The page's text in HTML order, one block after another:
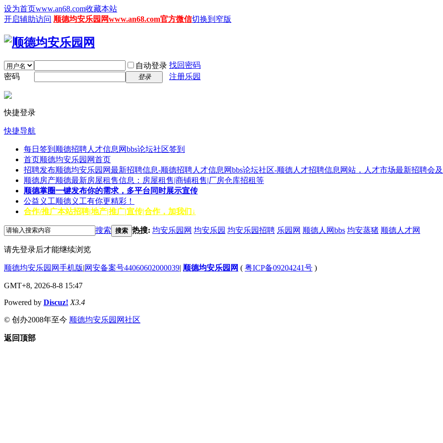
设为首页www.an68.com收藏本站
开启辅助访问 顺德均安乐园网www.an68.com官方微信切换到窄版
自动登录 找回密码
密码
登录 注册乐园
快捷登录
快捷导航
每日签到 顺德招聘人才信息网bbs论坛社区签到
首页顺德均安乐园网首页
招聘发布顺德均安乐园网最新招聘信息-顺德招聘人才信息网bbs论坛社区-顺德人才招聘信息网站，人才市场最新招聘会
顺德房产顺德最新房屋租售信息：房屋租售|商铺租售|厂房仓库招租等
顺德掌圈一键发布你的需求，多平台同时展示宣传
公益义工顺德义工有你更精彩！
合作/推广本站招聘|地产|推广|宣传|合作，加我们↓
搜索 搜索 热搜: 均安乐园网 均安乐园 均安乐园招聘 乐园网 顺德人网bbs 均安蒸猪 顺德人才网
请先登录后才能继续浏览
顺德均安乐园网手机版|网安备案号44060602000039| 顺德均安乐园网 ( 粤ICP备09204241号 )
GMT+8, 2026-8-8 15:47
Powered by Discuz! X3.4
© 创办2008年至今 顺德均安乐园网社区
返回顶部